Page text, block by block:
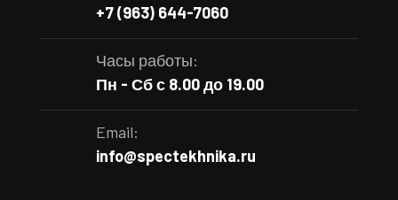
+7 (963) 644-7060
Часы работы:
Пн - Сб с 8.00 до 19.00
Email:
info@spectekhnika.ru